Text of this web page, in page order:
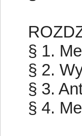
§ 1.
§ 2.
§ 3.
§ 4.